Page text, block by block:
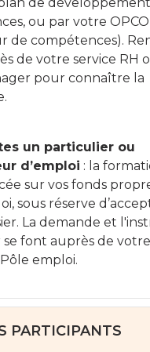
ou par votre OPCO
de compétences).
de votre service RH
pour connaître la
un particulier ou
d’emploi : la
sur vos fonds
sous réserve
La demande et
se font auprès de votre
emploi.
PARTICIPANTS